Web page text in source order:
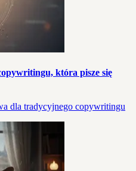
która pisze się
dla tradycyjnego copywritingu